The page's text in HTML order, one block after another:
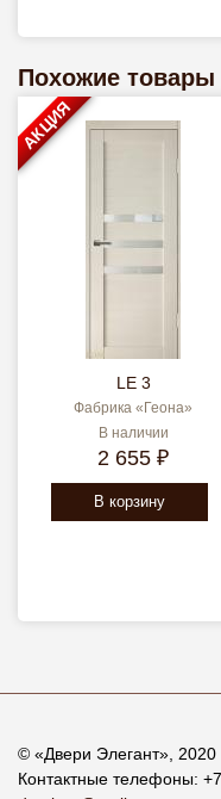
Похожие товары
LE 3
Фабрика «Геона»
В наличии
2 655 ₽
В корзину
АКЦИЯ
© «Двери Элегант», 2020
Контактные телефоны: